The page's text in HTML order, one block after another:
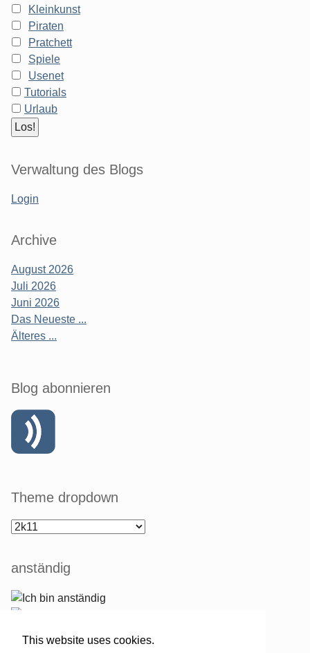
This website uses cookies.
Kleinkunst
Piraten
Pratchett
Spiele
Usenet
Tutorials
Urlaub
Verwaltung des Blogs
Login
Archive
August 2026
Juli 2026
Juni 2026
Das Neueste ...
Älteres ...
Blog abonnieren
Theme dropdown
anständig